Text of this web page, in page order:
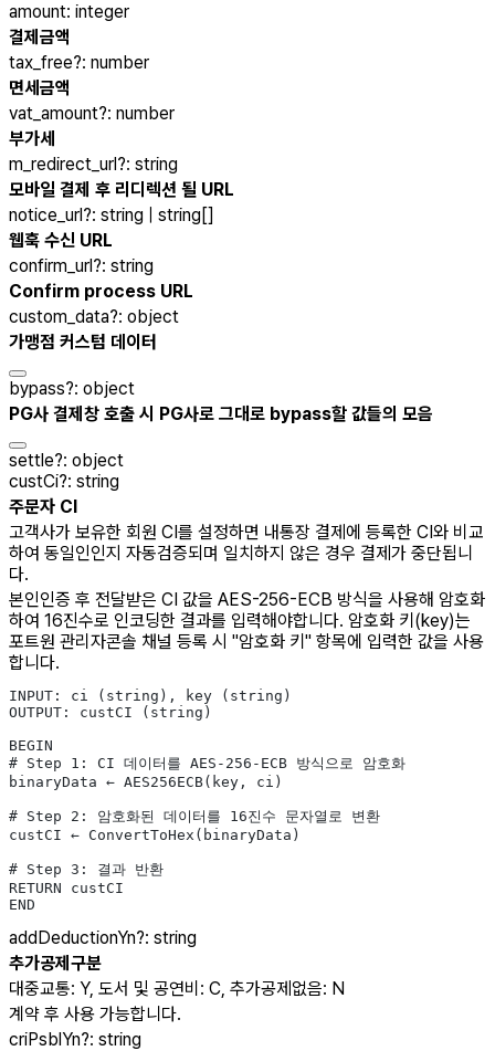
amount: integer
결제금액
tax_free?: number
면세금액
vat_amount?: number
부가세
m_redirect_url?: string
모바일 결제 후 리디렉션 될 URL
notice_url?: string | string[]
웹훅 수신 URL
confirm_url?: string
Confirm process URL
custom_data?: object
가맹점 커스텀 데이터
bypass?: object
PG사 결제창 호출 시 PG사로 그대로 bypass할 값들의 모음
settle?: object
custCi?: string
주문자 CI
고객사가 보유한 회원 CI를 설정하면 내통장 결제에 등록한 CI와 비교
하여 동일인인지 자동검증되며 일치하지 않은 경우 결제가 중단됩니
다.
본인인증 후 전달받은 CI 값을 AES-256-ECB 방식을 사용해 암호화
하여 16진수로 인코딩한 결과를 입력해야합니다. 암호화 키(key)는
포트원 관리자콘솔 채널 등록 시 "암호화 키" 항목에 입력한 값을 사용
합니다.
INPUT: ci (string), key (string)
OUTPUT: custCI (string)
BEGIN
# Step 1: CI 데이터를 AES-256-ECB 방식으로 암호화
binaryData ← AES256ECB(key, ci)
# Step 2: 암호화된 데이터를 16진수 문자열로 변환
custCI ← ConvertToHex(binaryData)
# Step 3: 결과 반환
RETURN custCI
END
addDeductionYn?: string
추가공제구분
대중교통: Y, 도서 및 공연비: C, 추가공제없음: N
계약 후 사용 가능합니다.
criPsblYn?: string